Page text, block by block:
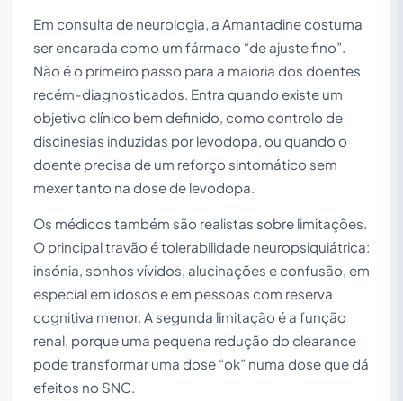
Em consulta de neurologia, a Amantadine costuma
ser encarada como um fármaco “de ajuste fino”.
Não é o primeiro passo para a maioria dos doentes
recém-diagnosticados. Entra quando existe um
objetivo clínico bem definido, como controlo de
discinesias induzidas por levodopa, ou quando o
doente precisa de um reforço sintomático sem
mexer tanto na dose de levodopa.
Os médicos também são realistas sobre limitações.
O principal travão é tolerabilidade neuropsiquiátrica:
insónia, sonhos vívidos, alucinações e confusão, em
especial em idosos e em pessoas com reserva
cognitiva menor. A segunda limitação é a função
renal, porque uma pequena redução do clearance
pode transformar uma dose “ok” numa dose que dá
efeitos no SNC.